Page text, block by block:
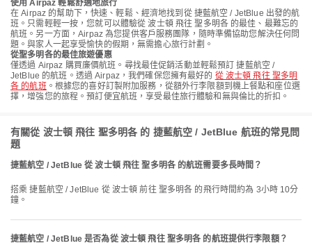
使用 Airpaz 輕鬆舒適地旅行
在 Airpaz 的幫助下，快速、輕鬆、經濟地找到從 捷藍航空 / JetBlue 出發的航
班。只需輕輕一按，您就可以體驗從 波士頓 飛往 聖多明各 的最佳、最難忘的
航班。另一方面，Airpaz 為您提供客戶服務團隊，隨時準備協助您解決任何問
題。與家人一起享受愉快的假期，無需擔心旅行計劃。
從聖多明各的最佳旅遊優惠
僅透過 Airpaz 購買廉價航班。尋找最佳促銷活動並輕鬆預訂 捷藍航空 /
JetBlue 的航班。透過 Airpaz，我們確保您擁有最好的 從 波士頓 飛往 聖多明
各 的航班 。根據您的喜好訂製附加服務，從額外行李限額到機上餐點和座位選
擇，增強您的旅程。預訂便宜航班，享受最佳旅行體驗和無與倫比的折扣。
有關從 波士頓 飛往 聖多明各 的 捷藍航空 / JetBlue 航班的常見問
題
捷藍航空 / JetBlue 從 波士頓 飛往 聖多明各 的航班需要多長時間？
搭乘 捷藍航空 / JetBlue 從 波士頓 前往 聖多明各 的飛行時間約為 3小時 10分
鐘。
捷藍航空 / JetBlue 是否為從 波士頓 飛往 聖多明各 的航班提供行李限額？